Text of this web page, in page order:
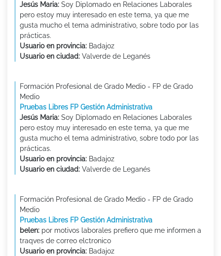
Jesús Maria: Soy Diplomado en Relaciones Laborales
pero estoy muy interesado en este tema, ya que me
gusta mucho el tema administrativo, sobre todo por las
prácticas.
Usuario en provincia: Badajoz
Usuario en ciudad: Valverde de Leganés
Formación Profesional de Grado Medio - FP de Grado
Medio
Pruebas Libres FP Gestión Administrativa
Jesús Maria: Soy Diplomado en Relaciones Laborales
pero estoy muy interesado en este tema, ya que me
gusta mucho el tema administrativo, sobre todo por las
prácticas.
Usuario en provincia: Badajoz
Usuario en ciudad: Valverde de Leganés
Formación Profesional de Grado Medio - FP de Grado
Medio
Pruebas Libres FP Gestión Administrativa
belen: por motivos laborales prefiero que me informen a
traqves de correo elctronico
Usuario en provincia: Badajoz